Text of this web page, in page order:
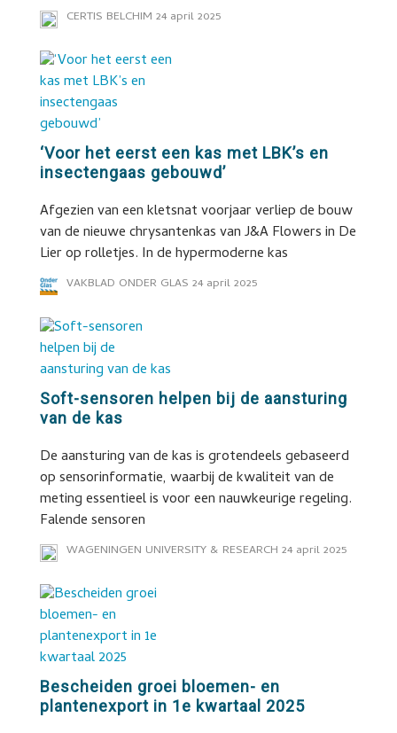
CERTIS BELCHIM 24 april 2025
‘Voor het eerst een kas met LBK’s en
insectengaas gebouwd’
Afgezien van een kletsnat voorjaar verliep de bouw
van de nieuwe chrysantenkas van J&A Flowers in De
Lier op rolletjes. In de hypermoderne kas
VAKBLAD ONDER GLAS 24 april 2025
Soft-sensoren helpen bij de aansturing
van de kas
De aansturing van de kas is grotendeels gebaseerd
op sensorinformatie, waarbij de kwaliteit van de
meting essentieel is voor een nauwkeurige regeling.
Falende sensoren
WAGENINGEN UNIVERSITY & RESEARCH 24 april 2025
Bescheiden groei bloemen- en
plantenexport in 1e kwartaal 2025